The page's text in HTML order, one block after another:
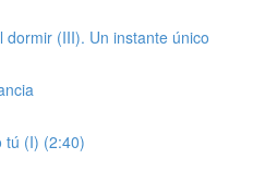
dormir (III). Un instante único
tú (I) (2:40)